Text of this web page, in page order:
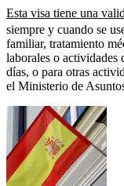
Esta visa tiene una
siempre y cuando se
familiar, tratamiento
laborales o actividades
días, o para otras
el Ministerio de